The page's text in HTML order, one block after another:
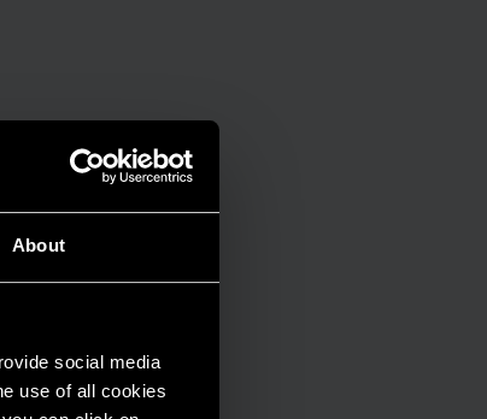
About
social media
use of all cookies